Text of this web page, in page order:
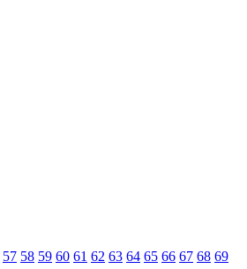
57 58 59 60 61 62 63 64 65 66 67 68 69